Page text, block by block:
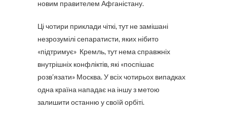
новим правителем Афганістану.
Ці чотири приклади чіткі, тут не замішані
незрозумілі сепаратисти, яких нібито
«підтримує» Кремль, тут нема справжніх
внутрішніх конфліктів, які «поспішає
розв’язати» Москва. У всіх чотирьох випадках
одна країна нападає на іншу з метою
залишити останню у своїй орбіті.